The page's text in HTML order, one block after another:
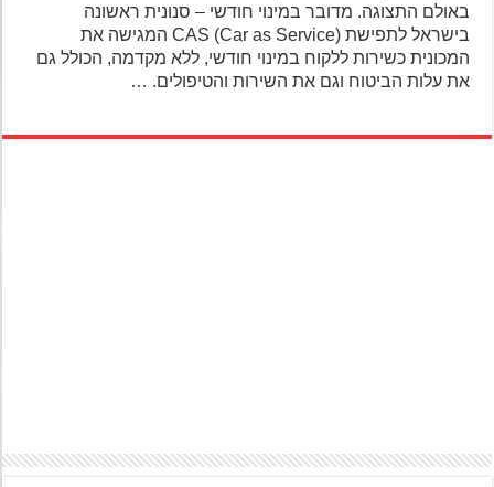
באולם התצוגה. מדובר במינוי חודשי – סנונית ראשונה
בישראל לתפישת CAS (Car as Service) המגישה את
המכונית כשירות ללקוח במינוי חודשי, ללא מקדמה, הכולל גם
את עלות הביטוח וגם את השירות והטיפולים. …